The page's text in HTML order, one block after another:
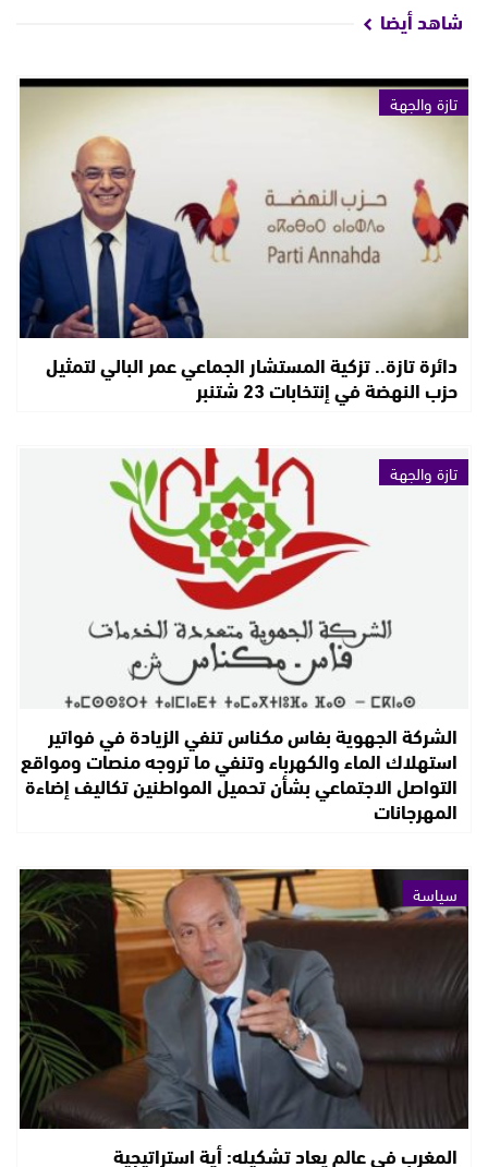
شاهد أيضا
تازة والجهة
دائرة تازة.. تزكية المستشار الجماعي عمر البالي لتمثيل
حزب النهضة في إنتخابات 23 شتنبر
تازة والجهة
الشركة الجهوية بفاس مكناس تنفي الزيادة في فواتير
استهلاك الماء والكهرباء وتنفي ما تروجه منصات ومواقع
التواصل الاجتماعي بشأن تحميل المواطنين تكاليف إضاءة
المهرجانات
سياسة
المغرب في عالم يعاد تشكيله: أية استراتيجية